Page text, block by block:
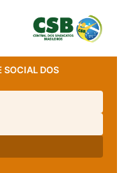
SOCIAL DOS